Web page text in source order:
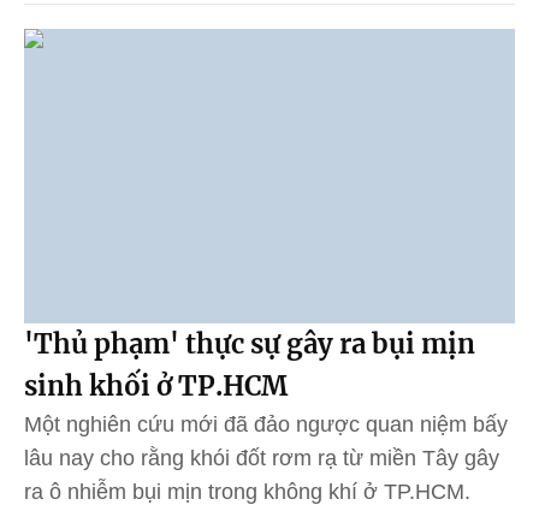
'Thủ phạm' thực sự gây ra bụi mịn
sinh khối ở TP.HCM
Một nghiên cứu mới đã đảo ngược quan niệm bấy
lâu nay cho rằng khói đốt rơm rạ từ miền Tây gây
ra ô nhiễm bụi mịn trong không khí ở TP.HCM.